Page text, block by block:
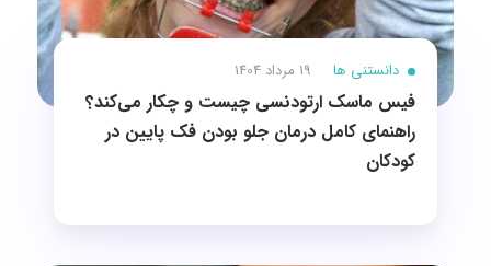
دانستنی ها 19 مرداد 1404
فیس ماسک ارتودنسی چیست و چکار می‌کند؟
راهنمای کامل درمان جلو بودن فک پایین در
کودکان